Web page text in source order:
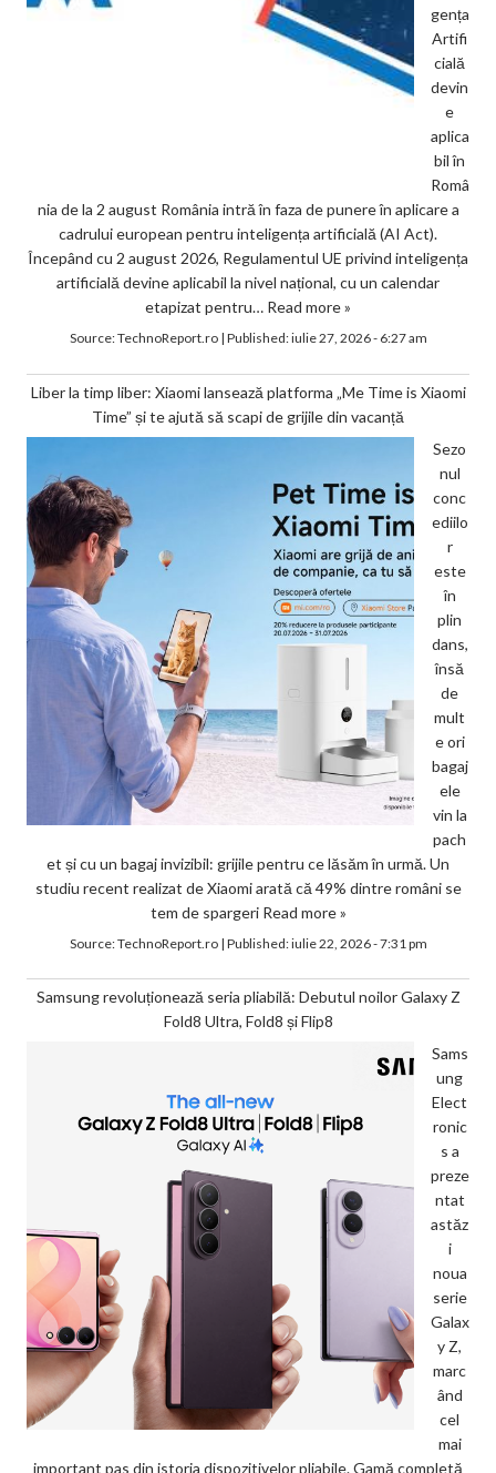
gența
Artifi
cială
devin
e
aplica
bil în
Româ
nia de la 2 august România intră în faza de punere în aplicare a
cadrului european pentru inteligența artificială (AI Act).
Începând cu 2 august 2026, Regulamentul UE privind inteligența
artificială devine aplicabil la nivel național, cu un calendar
etapizat pentru… Read more »
Source:TechnoReport.ro| Published:iulie 27, 2026 - 6:27 am
Liber la timp liber: Xiaomi lansează platforma „Me Time is Xiaomi
Time” și te ajută să scapi de grijile din vacanță
Sezo
nul
conc
ediilo
r
este
în
plin
dans,
însă
de
mult
e ori
bagaj
ele
vin la
pach
et și cu un bagaj invizibil: grijile pentru ce lăsăm în urmă. Un
studiu recent realizat de Xiaomi arată că 49% dintre români se
tem de spargeri Read more »
Source:TechnoReport.ro| Published:iulie 22, 2026 - 7:31 pm
Samsung revoluționează seria pliabilă: Debutul noilor Galaxy Z
Fold8 Ultra, Fold8 și Flip8
Sams
ung
Elect
ronic
s a
preze
ntat
astăz
i
noua
serie
Galax
y Z,
marc
ând
cel
mai
important pas din istoria dispozitivelor pliabile. Gamă completă